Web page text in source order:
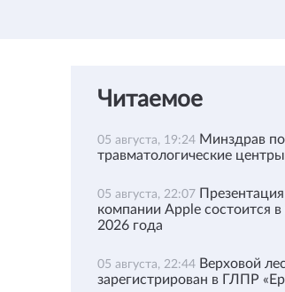
Читаемое
05 августа, 19:24 Минздрав
травматологические
05 августа, 22:07
компании Apple состоится в
2026 года
05 августа, 22:44 Верховой
зарегистрирован в ГЛПР